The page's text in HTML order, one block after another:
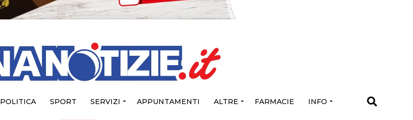
POLITICA SPORT SERVIZI APPUNTAMENTI ALTRE FARMACIE INFO